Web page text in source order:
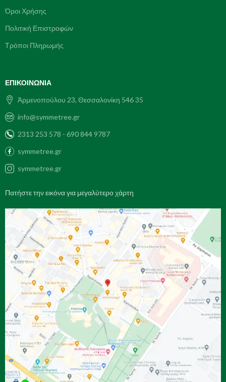
Όροι Χρήσης
Πολιτική Επιστροφών
Τρόποι Πληρωμής
ΕΠΙΚΟΙΝΩΝΊΑ
Ἀρμενοπούλου 23, Θεσσαλονίκη 546 35
info@symmetree.gr
2313 253 578 - 690 844 9787
symmetree.gr
symmetree.gr
Πατήστε την εικόνα για μεγαλύτερο χάρτη